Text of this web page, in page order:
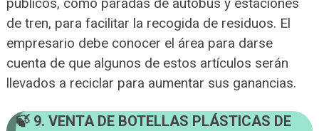
públicos, como paradas de autobús y estaciones
de tren, para facilitar la recogida de residuos. El
empresario debe conocer el área para darse
cuenta de que algunos de estos artículos serán
llevados a reciclar para aumentar sus ganancias.
9. VENTA DE BOTELLAS PLÁSTICAS DE